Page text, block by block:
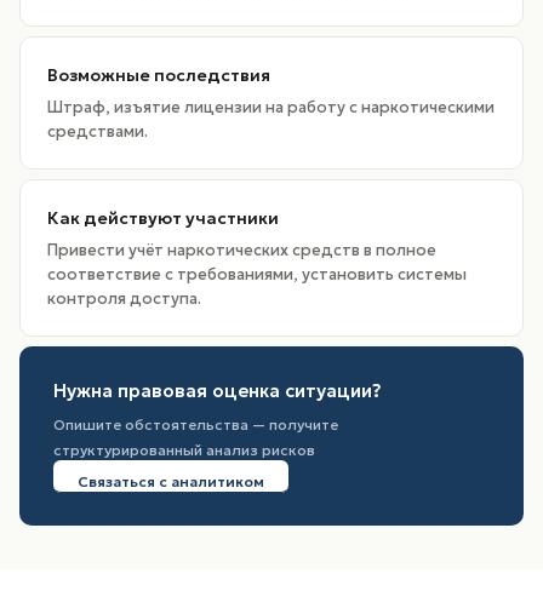
Возможные последствия
Штраф, изъятие лицензии на работу с наркотическими
средствами.
Как действуют участники
Привести учёт наркотических средств в полное
соответствие с требованиями, установить системы
контроля доступа.
Нужна правовая оценка ситуации?
Опишите обстоятельства — получите
структурированный анализ рисков
Связаться с аналитиком